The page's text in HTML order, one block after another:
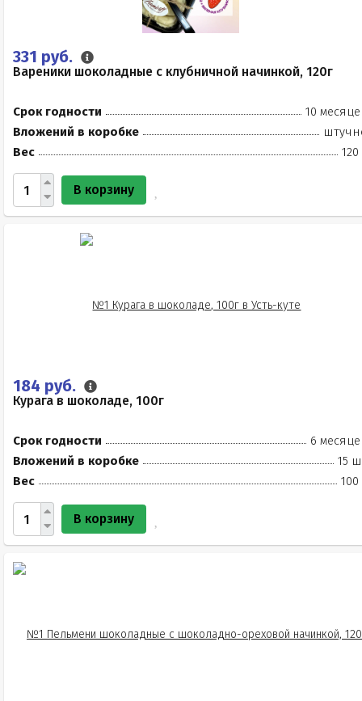
331 руб.
Вареники шоколадные с клубничной начинкой, 120г
Срок годности
10
Вложений в коробке
Вес
120
В корзину
184 руб.
Курага в шоколаде, 100г
Срок годности
6
Вложений в коробке
15
Вес
100
В корзину